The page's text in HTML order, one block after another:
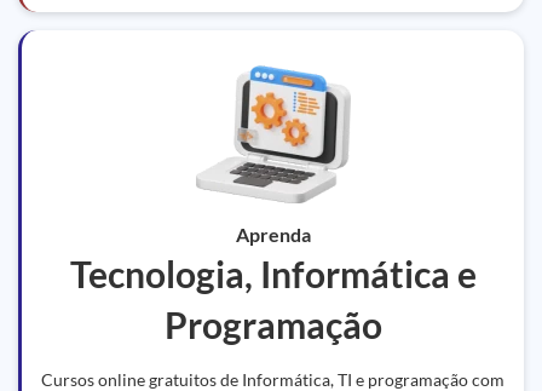
Aprenda
Tecnologia, Informática e
Programação
Cursos online gratuitos de Informática, TI e programação com